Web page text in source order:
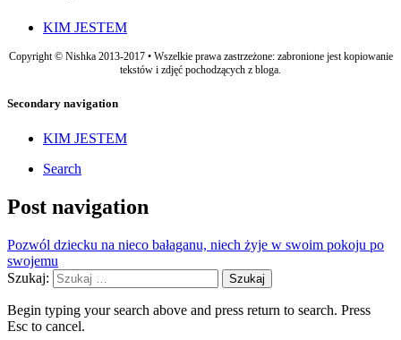
KIM JESTEM
Copyright © Nishka 2013-2017 • Wszelkie prawa zastrzeżone: zabronione jest kopiowanie
tekstów i zdjęć pochodzących z bloga.
Secondary navigation
KIM JESTEM
Search
Post navigation
Pozwól dziecku na nieco bałaganu, niech żyje w swoim pokoju po
swojemu
Szukaj:
Begin typing your search above and press return to search. Press
Esc to cancel.